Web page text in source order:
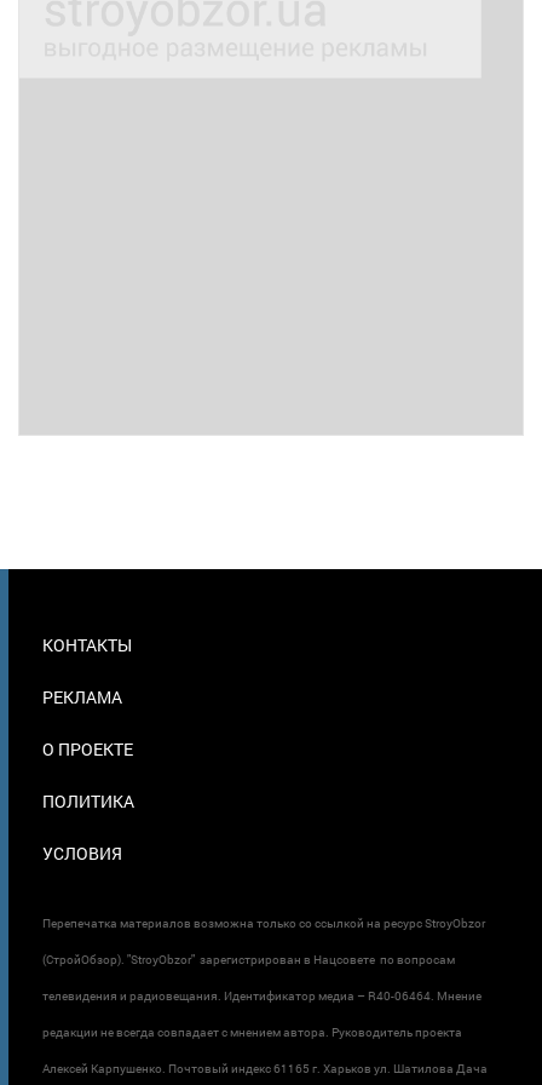
В
КОНТАКТЫ
РЕКЛАМА
О ПРОЕКТЕ
ПОЛИТИКА
УСЛОВИЯ
Перепечатка материалов возможна только со ссылкой на ресурс StroyObzor
(СтройОбзор). "StroyObzor" зарегистрирован в Нацсовете по вопросам
телевидения и радиовещания. Идентификатор медиа – R40-06464. Мнение
редакции не всегда совпадает с мнением автора. Руководитель проекта
Алексей Карпушенко. Почтовый индекс 61165 г. Харьков ул. Шатилова Дача